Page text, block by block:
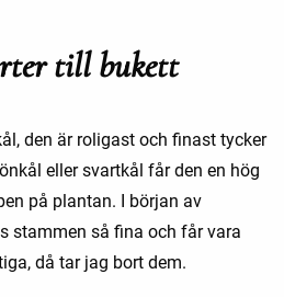
till bukett
den är roligast och finast tycker
eller svartkål får den en hög
på plantan. I början av
stammen så fina och får vara
då tar jag bort dem.